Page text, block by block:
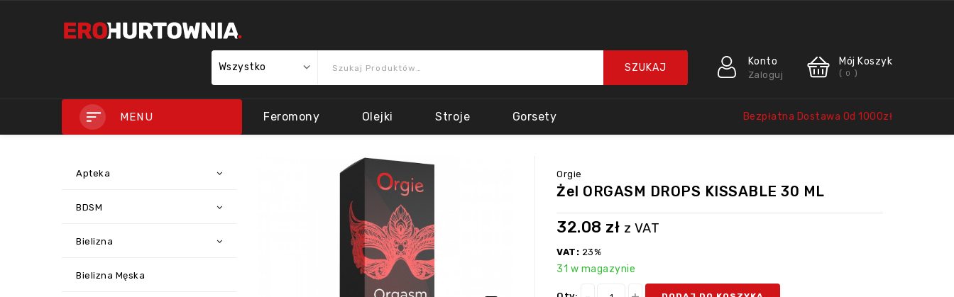
Wszystko Konto
Zaloguj
Mój Koszyk
( 0 )
MENU Feromony Olejki Stroje Gorsety Bezpłatna Dostawa Od 1000zł
Apteka
BDSM
Bielizna
Bielizna Męska
Orgie
Żel ORGASM DROPS KISSABLE 30 ML
32.08 zł z VAT
VAT: 23%
31 w magazynie